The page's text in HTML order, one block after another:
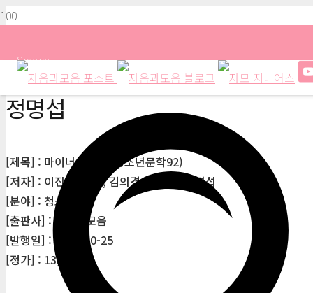
Search
정명섭
[제목] : 마이너스 스쿨(청소년문학92)
[저자] : 이진, 주원규, 김의경, 김설아, 정명섭
[분야] : 청소년문학
[출판사] : 자음과모음
[발행일] : 2021-10-25
[정가] : 13,000원